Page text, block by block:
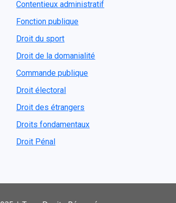
Contentieux administratif
Fonction publique
Droit du sport
Droit de la domanialité
Commande publique
Droit électoral
Droit des étrangers
Droits fondamentaux
Droit Pénal